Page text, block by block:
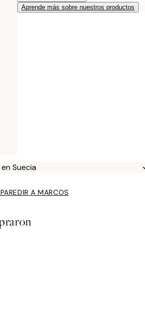
Aprende más sobre nuestros productos
Suecia
IR A MARCOS